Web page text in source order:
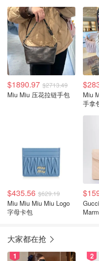
$1890.97 $2713.49
Miu Miu 压花拉链手包
Miu
手拿
$435.56 $629.19
Miu Miu Miu Miu Logo
字母卡包
大家都在抢
1 2